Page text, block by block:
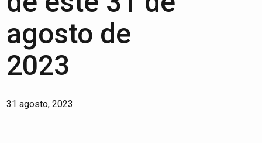
agosto de
2023
31 agosto, 2023